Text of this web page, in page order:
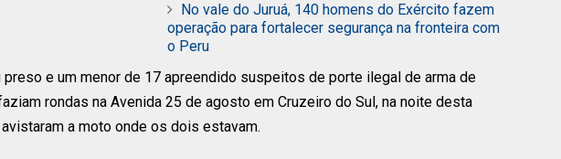
No vale do Juruá, 140 homens do Exército fazem
operação para fortalecer segurança na fronteira com
o Peru
e um menor de 17 apreendido suspeitos de porte ilegal de arma de
rondas na Avenida 25 de agosto em Cruzeiro do Sul, na noite desta
a moto onde os dois estavam.